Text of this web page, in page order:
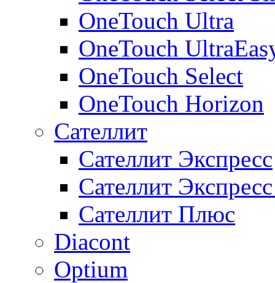
OneTouch Ultra
OneTouch
OneTouch Select
OneTouch Horizon
Сателлит
Сателлит Экспресс
Сателлит
Сателлит Плюс
Diacont
Optium